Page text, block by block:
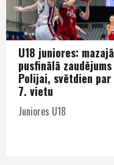
U18 juniores: mazajā
pusfinālā zaudējums
Polijai, svētdien par
7. vietu
Juniores U18